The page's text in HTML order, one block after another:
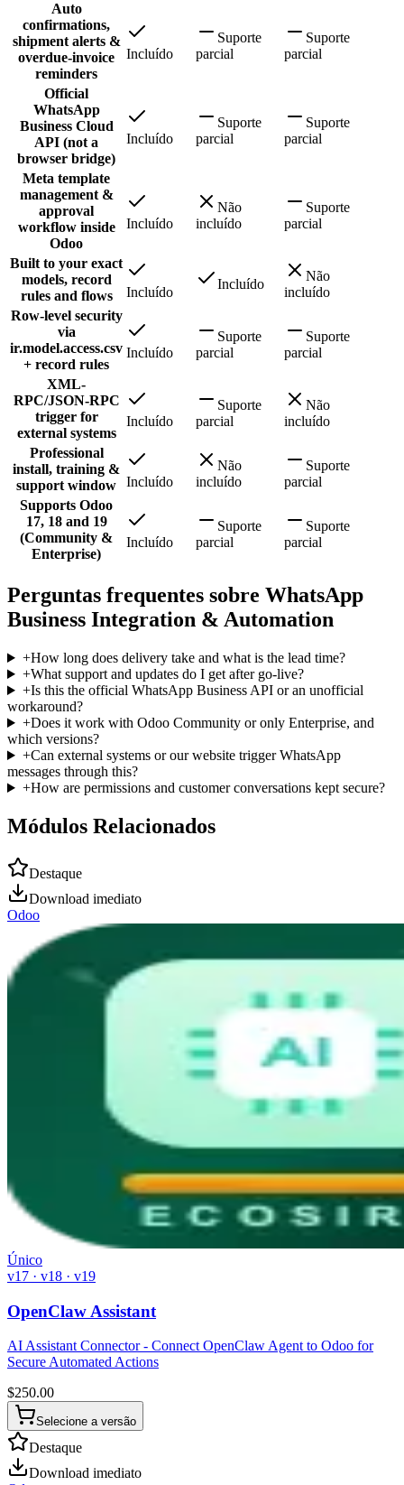
Auto
confirmations,
shipment alerts &
overdue-invoice
reminders
Incluído
Suporte
parcial
Suporte
parcial
Official
WhatsApp
Business Cloud
API (not a
browser bridge)
Incluído
Suporte
parcial
Suporte
parcial
Meta template
management &
approval
workflow inside
Odoo
Incluído
Não
incluído
Suporte
parcial
Built to your exact
models, record
rules and flows
Incluído
Incluído
Não
incluído
Row-level security
via
ir.model.access.csv
+ record rules
Incluído
Suporte
parcial
Suporte
parcial
XML-
RPC/JSON-RPC
trigger for
external systems
Incluído
Suporte
parcial
Não
incluído
Professional
install, training &
support window
Incluído
Não
incluído
Suporte
parcial
Supports Odoo
17, 18 and 19
(Community &
Enterprise)
Incluído
Suporte
parcial
Suporte
parcial
Perguntas frequentes sobre WhatsApp
Business Integration & Automation
+How long does delivery take and what is the lead time?
+What support and updates do I get after go-live?
+Is this the official WhatsApp Business API or an unofficial
workaround?
+Does it work with Odoo Community or only Enterprise, and
which versions?
+Can external systems or our website trigger WhatsApp
messages through this?
+How are permissions and customer conversations kept secure?
Módulos Relacionados
Destaque
Download imediato
Odoo
Único
v17 · v18 · v19
OpenClaw Assistant
AI Assistant Connector - Connect OpenClaw Agent to Odoo for
Secure Automated Actions
$250.00
Selecione a versão
Destaque
Download imediato